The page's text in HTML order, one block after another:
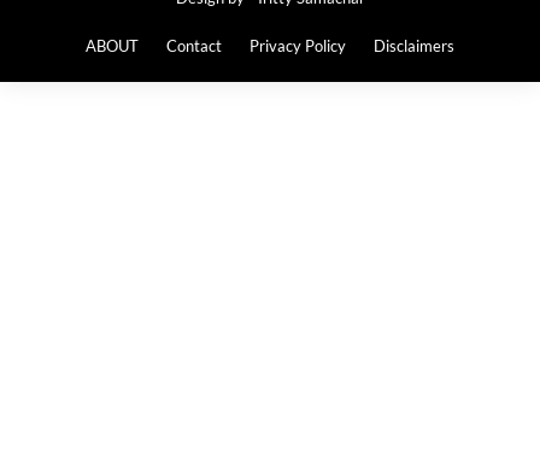
ABOUT Contact Privacy Policy Disclaimers